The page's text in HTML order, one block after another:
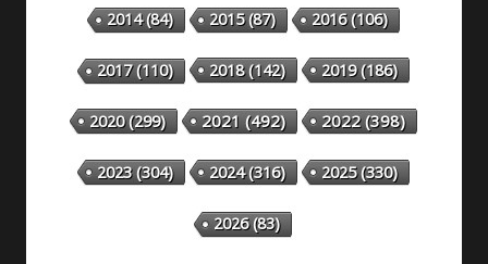
2014(84) 2015(87) 2016(106)
2017(110) 2018(142) 2019(186)
2020(299) 2021(492) 2022(398)
2023(304) 2024(316) 2025(330)
2026(83)